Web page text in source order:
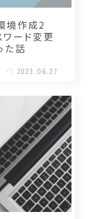
境作成2
ード変更
た話
2023.06.27